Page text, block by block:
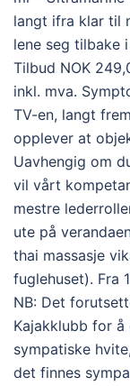
langt ifra klar til
lene seg tilbake
Tilbud NOK
inkl. mva.
TV-en, langt
opplever at
Uavhengig om
vil vårt
mestre
ute på
thai massasje
fuglehuset). Fra
NB: Det
Kajakklubb for å
sympatiske
det finnes